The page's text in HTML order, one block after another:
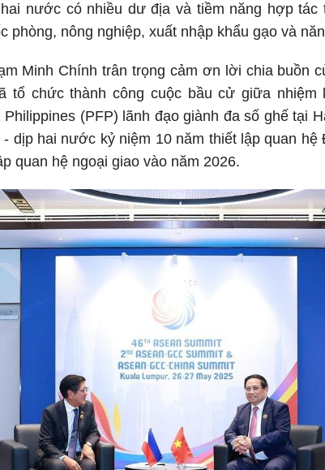
nước có nhiều dư địa và tiềm năng hợp
phòng, nông nghiệp, xuất nhập khẩu gạo và
Minh Chính trân trọng cảm ơn lời chia buồn
tổ chức thành công cuộc bầu cử giữa nhiệm
(PFP) lãnh đạo giành đa số ghế tại
- dịp hai nước kỷ niệm 10 năm thiết lập quan
quan hệ ngoại giao vào năm 2026.